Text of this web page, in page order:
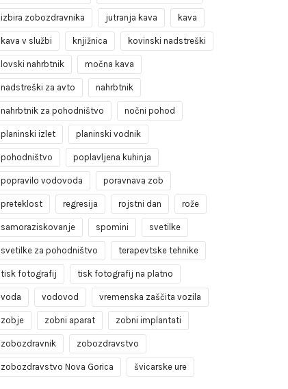
izbira zobozdravnika jutranja kava kava
kava v službi knjižnica kovinski nadstreški
lovski nahrbtnik močna kava
nadstreški za avto nahrbtnik
nahrbtnik za pohodništvo nočni pohod
planinski izlet planinski vodnik
pohodništvo poplavljena kuhinja
popravilo vodovoda poravnava zob
preteklost regresija rojstni dan rože
samoraziskovanje spomini svetilke
svetilke za pohodništvo terapevtske tehnike
tisk fotografij tisk fotografij na platno
voda vodovod vremenska zaščita vozila
zobje zobni aparat zobni implantati
zobozdravnik zobozdravstvo
zobozdravstvo Nova Gorica švicarske ure